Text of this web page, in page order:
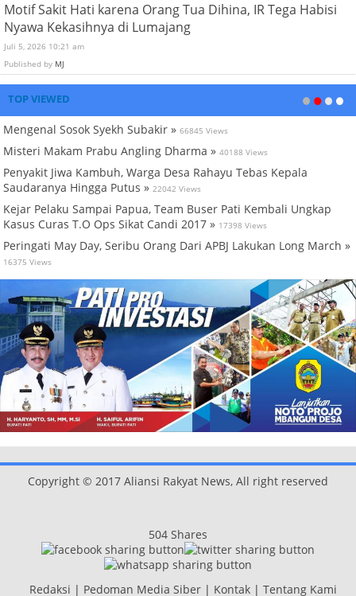
Motif Sakit Hati karena Orang Tua Dihina, IR Tega Habisi
Nyawa Kekasihnya di Lumajang
Juli 5, 2026 10:21 am
Published by MJ
TOP VIEWED
Mengenal Sosok Syekh Subakir » 66845 Views
Misteri Makam Prabu Angling Dharma » 40188 Views
Penyakit Jiwa Kambuh, Warga Desa Rahayu Tebas Kepala
Saudaranya Hingga Putus » 22042 Views
Kejar Pelaku Sampai Papua, Team Buser Pati Kembali Ungkap
Kasus Curas T.O Ops Sikat Candi 2017 » 17398 Views
Peringati May Day, Seribu Orang Dari APBJ Lakukan Long March »
16375 Views
Copyright © 2017 Aliansi Rakyat News, All right reserved
504 Shares
Redaksi | Pedoman Media Siber| Kontak| Tentang Kami